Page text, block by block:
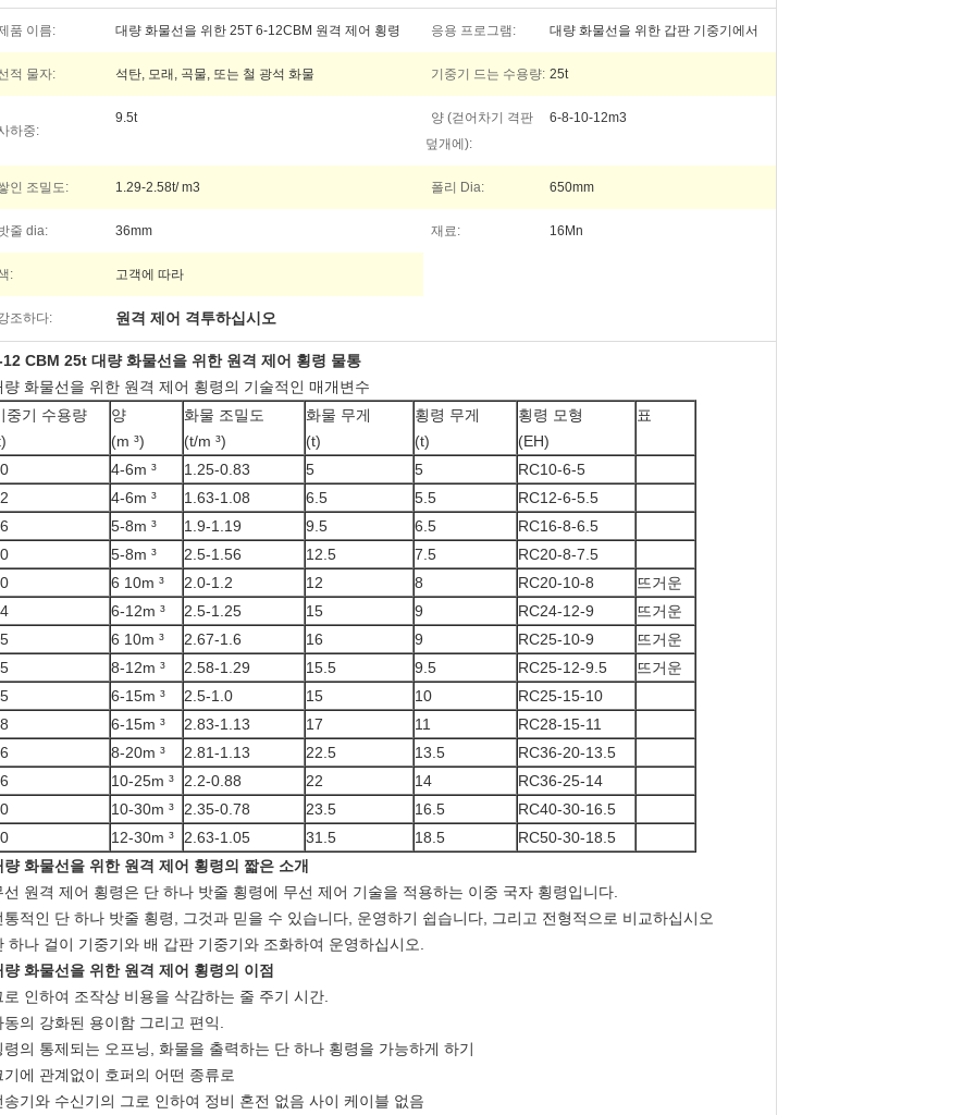
품 이름: 대량 화물선을 위한 25T 6-12CBM 원격 제어 횡령 응용 프로그램: 대량 화물선을 위한 갑판 기중기에서
적 물자: 석탄, 모래, 곡물, 또는 철 광석 화물 기중기 드는 수용량: 25t
하중:
9.5t
양 (걷어차기 격판
덮개에):
6-8-10-12m3
인 조밀도: 1.29-2.58t/ m3 폴리 Dia: 650mm
줄 dia: 36mm 재료: 16Mn
: 고객에 따라
조하다: 원격 제어 격투하십시오
12 CBM 25t 대량 화물선을 위한 원격 제어 횡령 물통
량 화물선을 위한 원격 제어 횡령의 기술적인 매개변수
중기 수용량
양
(m ³)
화물 조밀도
(t/m ³)
화물 무게
(t)
횡령 무게
(t)
횡령 모형
(EH)
표
4-6m ³ 1.25-0.83 5 5
RC10-6-5
4-6m ³ 1.63-1.08 6.5 5.5
RC12-6-5.5
5-8m ³ 1.9-1.19 9.5 6.5
RC16-8-6.5
5-8m ³ 2.5-1.56 12.5 7.5
RC20-8-7.5
6 10m ³ 2.0-1.2 12 8 RC20-10-8
뜨거운
6-12m ³ 2.5-1.25 15 9 RC24-12-9
뜨거운
6 10m ³ 2.67-1.6 16 9 RC25-10-9
뜨거운
8-12m ³ 2.58-1.29 15.5 9.5 RC25-12-9.5
뜨거운
6-15m ³ 2.5-1.0 15 10
RC25-15-10
6-15m ³ 2.83-1.13 17 11
RC28-15-11
8-20m ³ 2.81-1.13 22.5 13.5
RC36-20-13.5
10-25m ³ 2.2-0.88 22 14
RC36-25-14
10-30m ³ 2.35-0.78 23.5 16.5
RC40-30-16.5
12-30m ³ 2.63-1.05 31.5 18.5
RC50-30-18.5
량 화물선을 위한 원격 제어 횡령의 짧은 소개
선 원격 제어 횡령은 단 하나 밧줄 횡령에 무선 제어 기술을 적용하는 이중 국자 횡령입니다.
통적인 단 하나 밧줄 횡령, 그것과 믿을 수 있습니다, 운영하기 쉽습니다, 그리고 전형적으로 비교하십시오
하나 걸이 기중기와 배 갑판 기중기와 조화하여 운영하십시오.
량 화물선을 위한 원격 제어 횡령의 이점
로 인하여 조작상 비용을 삭감하는 줄 주기 시간.
동의 강화된 용이함 그리고 편익.
령의 통제되는 오프닝, 화물을 출력하는 단 하나 횡령을 가능하게 하기
기에 관계없이 호퍼의 어떤 종류로
송기와 수신기의 그로 인하여 정비 혼전 없음 사이 케이블 없음